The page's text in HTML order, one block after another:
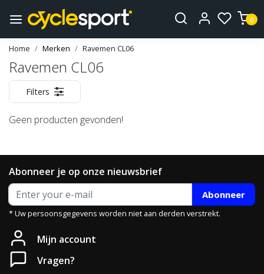
0
Home Merken Ravemen CL06
Ravemen CL06
Filters
Geen producten gevonden!
Abonneer je op onze nieuwsbrief
Abonneer
* Uw persoonsgegevens worden niet aan derden verstrekt.
Mijn account
Vragen?